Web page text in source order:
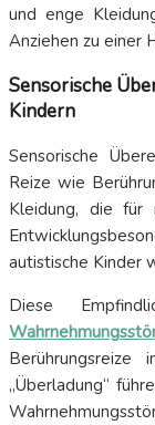
und enge
Anziehen zu einer
Sensorische
Kindern
Sensorische
Reize wie
Kleidung, die für
autistische Kinder
Diese
„Überladung“